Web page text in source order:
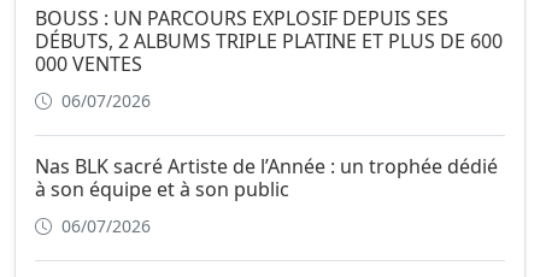
BOUSS : UN PARCOURS EXPLOSIF DEPUIS SES
DÉBUTS, 2 ALBUMS TRIPLE PLATINE ET PLUS DE 600
000 VENTES
06/07/2026
Nas BLK sacré Artiste de l’Année : un trophée dédié
à son équipe et à son public
06/07/2026